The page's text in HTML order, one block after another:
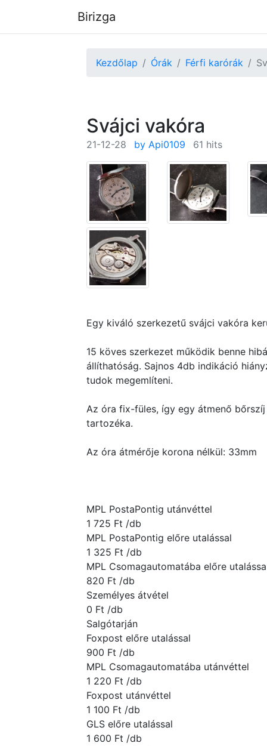
Birizga
Kezdőlap Órák Férfi karórák
Svájci vakóra
21-12-28 by Api0109 61 hits
Egy kiváló szerkezetű svájci vakóra
15 köves szerkezet működik benne
állíthatóság. Sajnos 4db indikáció
tudok megemlíteni.
Az óra fix-füles, így egy átmenő
tartozéka.
Az óra átmérője korona nélkül: 33mm
MPL PostaPontig utánvéttel
1 725 Ft /db
MPL PostaPontig előre utalással
1 325 Ft /db
MPL Csomagautomatába előre
820 Ft /db
Személyes átvétel
0 Ft /db
Salgótarján
Foxpost előre utalással
900 Ft /db
MPL Csomagautomatába utánvéttel
1 220 Ft /db
Foxpost utánvéttel
1 100 Ft /db
GLS előre utalással
1 600 Ft /db